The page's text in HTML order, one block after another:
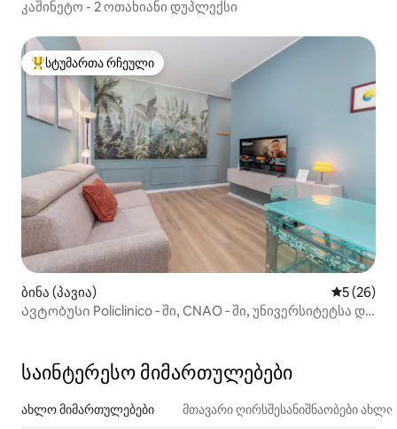
კაშინეტო - 2 ოთახიანი დუპლექსი
სტუმართა რჩეული მოწინავე ვარიანტი
სტუმართა რჩეული
ბინა (პავია) საშუალო
5 (26)
Ავტობუსი Policlinico ‑ ში, CNAO ‑ ში, უნივერსიტეტსა და
საინტერესო მიმართულებები
ახლო მიმართულებები მთავარი ღირსშესანიშნაობები